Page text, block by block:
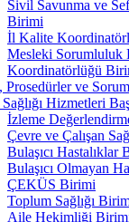
Sivil Savunma ve
Birimi
İl Kalite
Mesleki Sorumluluk
Koordinatörlüğü
Prosedürler ve
Hizmetleri
İzleme
Çevre ve Çalışan
Bulaşıcı Hastalıklar
Bulaşıcı Olmayan
ÇEKÜS Birimi
Toplum Sağlığı
Aile Hekimliği